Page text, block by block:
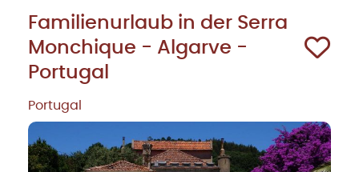
Familienurlaub in der Serra
Monchique - Algarve -
Portugal
Portugal